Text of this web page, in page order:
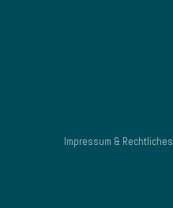
Impressum & Rechtliches